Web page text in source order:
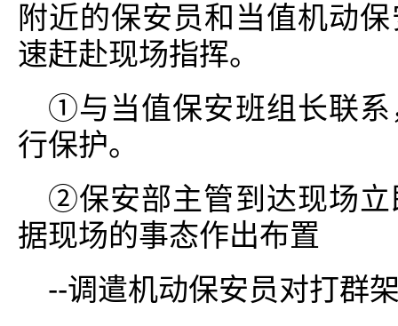
附近的保安员和当值机动
速赶赴现场指挥。
①与当值保安班组长联系
行保护。
②保安部主管到达现场立
据现场的事态作出布置
--调遣机动保安员对打群